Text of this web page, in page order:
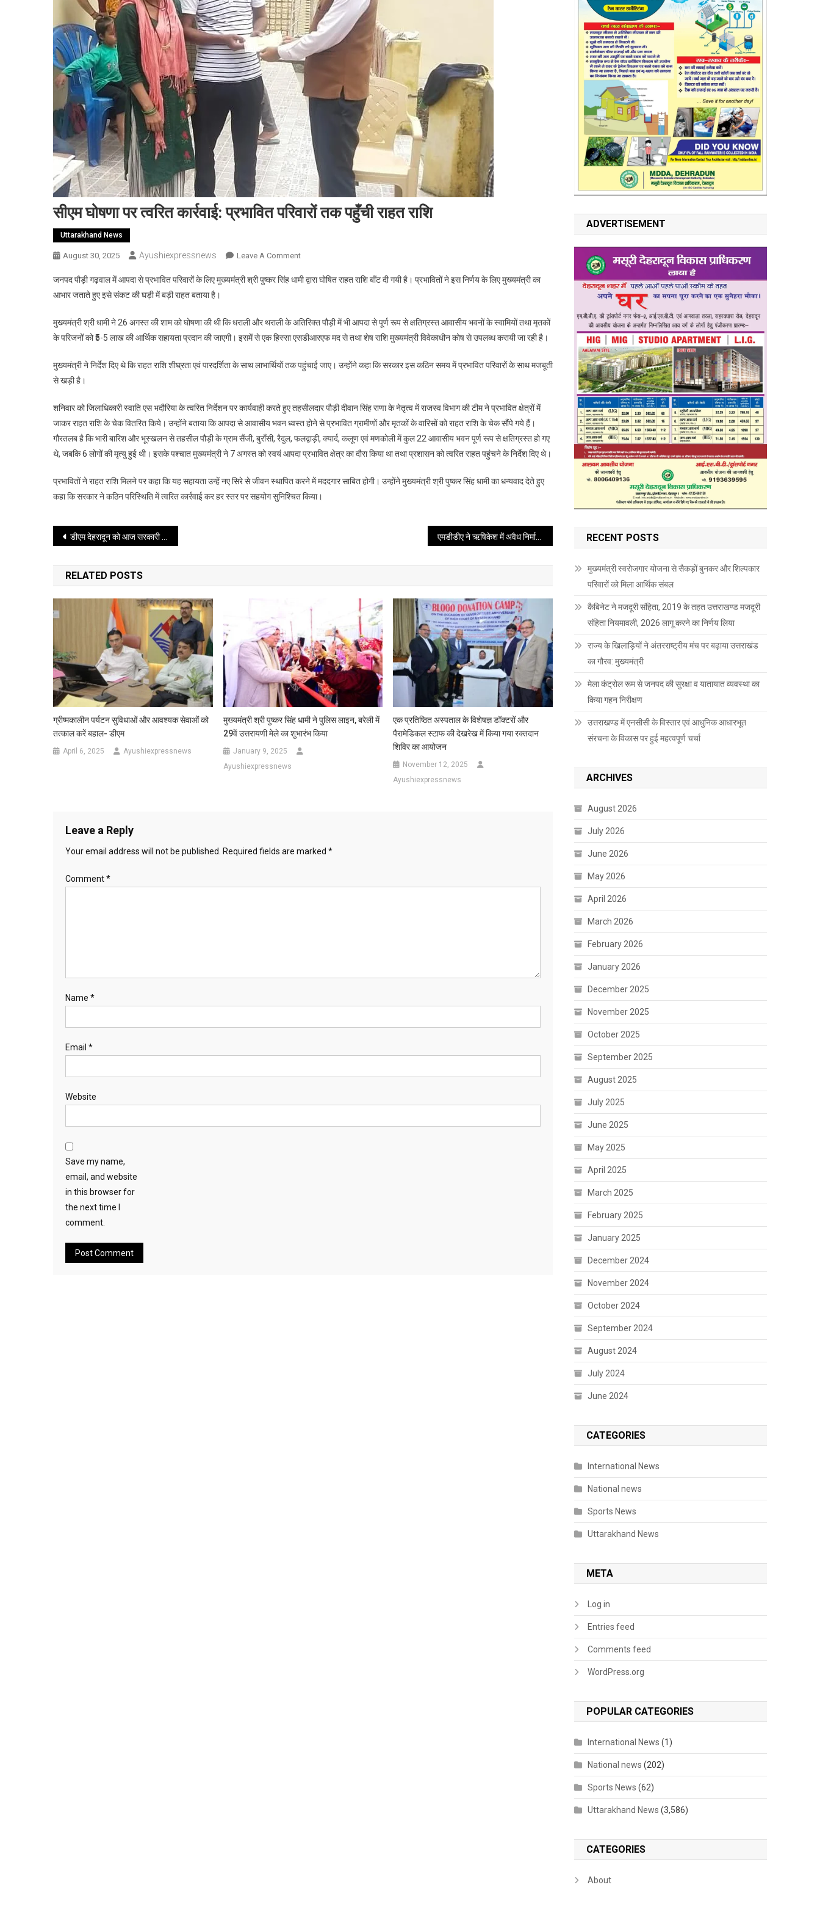
सीएम घोषणा पर त्वरित कार्रवाई: प्रभावित परिवारों तक पहुँची राहत राशि
Uttarakhand News
August 30, 2025 Ayushiexpressnews Leave A CommentOn
घोषणा
कार्रवाई:
प्रभावित
तक
राशि
जनपद पौड़ी गढ़वाल में आपदा से प्रभावित परिवारों के लिए मुख्यमंत्री श्री पुष्कर सिंह धामी द्वारा घोषित राहत राशि बाँट दी गयी है। प्रभावितों ने इस निर्णय के लिए मुख्यमंत्री का
आभार जताते हुए इसे संकट की घड़ी में बड़ी राहत बताया है।
मुख्यमंत्री श्री धामी ने 26 अगस्त की शाम को घोषणा की थी कि धराली और थराली के अतिरिक्त पौड़ी में भी आपदा से पूर्ण रूप से क्षतिग्रस्त आवासीय भवनों के स्वामियों तथा मृतकों
के परिजनों को ₹5-5 लाख की आर्थिक सहायता प्रदान की जाएगी। इसमें से एक हिस्सा एसडीआरएफ मद से तथा शेष राशि मुख्यमंत्री विवेकाधीन कोष से उपलब्ध करायी जा रही है।
मुख्यमंत्री ने निर्देश दिए थे कि राहत राशि शीघ्रता एवं पारदर्शिता के साथ लाभार्थियों तक पहुंचाई जाए। उन्होंने कहा कि सरकार इस कठिन समय में प्रभावित परिवारों के साथ मजबूती
से खड़ी है।
शनिवार को जिलाधिकारी स्वाति एस भदौरिया के त्वरित निर्देशन पर कार्यवाही करते हुए तहसीलदार पौड़ी दीवान सिंह राणा के नेतृत्व में राजस्व विभाग की टीम ने प्रभावित क्षेत्रों में
जाकर राहत राशि के चेक वितरित किये। उन्होंने बताया कि आपदा से आवासीय भवन ध्वस्त होने से प्रभावित ग्रामीणों और मृतकों के वारिसों को राहत राशि के चेक सौंपे गये हैं।
गौरतलब है कि भारी बारिश और भूस्खलन से तहसील पौड़ी के ग्राम सैंजी, बुराँसी, रैदुल, फलद्वाड़ी, क्यार्द, कलूण एवं मणकोली में कुल 22 आवासीय भवन पूर्ण रूप से क्षतिग्रस्त हो गए
थे, जबकि 6 लोगों की मृत्यु हुई थी। इसके पश्चात मुख्यमंत्री ने 7 अगस्त को स्वयं आपदा प्रभावित क्षेत्र का दौरा किया था तथा प्रशासन को त्वरित राहत पहुंचने के निर्देश दिए थे।
प्रभावितों ने राहत राशि मिलने पर कहा कि यह सहायता उन्हें नए सिरे से जीवन स्थापित करने में मददगार साबित होगी। उन्होंने मुख्यमंत्री श्री पुष्कर सिंह धामी का धन्यवाद देते हुए
कहा कि सरकार ने कठिन परिस्थिति में त्वरित कार्रवाई कर हर स्तर पर सहयोग सुनिश्चित किया।
Post
navigation
डीएम देहरादून को आज सरकारी भूमी पर हो रहें अतिक्रमण में त्वरित कार्यवाही करने और जनहित में लिए गये अच्छे निर्णयों के लिए सम्मान किया एमडीडीए ने ऋषिकेश में अवैध निर्माणों पर की ताबड़तोड़ कार्रवाई, 11 बहुमंजिले अवैध निर्माण किए गये सील
RELATED POSTS
ग्रीष्मकालीन पर्यटन सुविधाओं और आवश्यक सेवाओं को
तत्काल करें बहाल- डीएम
April 6, 2025 Ayushiexpressnews
मुख्यमंत्री श्री पुष्कर सिंह धामी ने पुलिस लाइन, बरेली में
29वें उत्तरायणी मेले का शुभारंभ किया
January 9, 2025
Ayushiexpressnews
एक प्रतिष्ठित अस्पताल के विशेषज्ञ डॉक्टरों और
पैरामेडिकल स्टाफ की देखरेख में किया गया रक्तदान
शिविर का आयोजन
November 12, 2025
Ayushiexpressnews
Leave a Reply
Your email address will not be published. Required fields are marked *
Comment*
Name *
Email *
Website
Save my name,
email, and website
in this browser for
the next time I
comment.
ADVERTISEMENT
RECENT POSTS
मुख्यमंत्री स्वरोजगार योजना से सैकड़ों बुनकर और शिल्पकार
परिवारों को मिला आर्थिक संबल
कैबिनेट ने मजदूरी संहिता, 2019 के तहत उत्तराखण्ड मजदूरी
संहिता नियमावली, 2026 लागू करने का निर्णय लिया
राज्य के खिलाड़ियों ने अंतरराष्ट्रीय मंच पर बढ़ाया उत्तराखंड
का गौरव: मुख्यमंत्री
मेला कंट्रोल रूम से जनपद की सुरक्षा व यातायात व्यवस्था का
किया गहन निरीक्षण
उत्तराखण्ड में एनसीसी के विस्तार एवं आधुनिक आधारभूत
संरचना के विकास पर हुई महत्वपूर्ण चर्चा
ARCHIVES
August 2026
July 2026
June 2026
May 2026
April 2026
March 2026
February 2026
January 2026
December 2025
November 2025
October 2025
September 2025
August 2025
July 2025
June 2025
May 2025
April 2025
March 2025
February 2025
January 2025
December 2024
November 2024
October 2024
September 2024
August 2024
July 2024
June 2024
CATEGORIES
International News
National news
Sports News
Uttarakhand News
META
Log in
Entries feed
Comments feed
WordPress.org
POPULAR CATEGORIES
International News (1)
National news (202)
Sports News (62)
Uttarakhand News (3,586)
CATEGORIES
About